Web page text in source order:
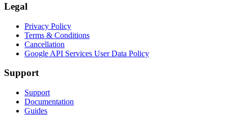
Legal
Privacy Policy
Terms & Conditions
Cancellation
Google API Services User Data Policy
Support
Support
Documentation
Guides